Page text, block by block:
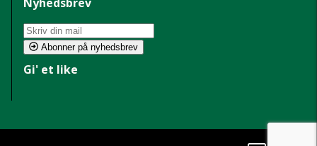
Abonner på nyhedsbrev
Gi' et like